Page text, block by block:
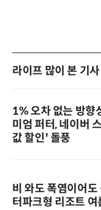
라이프 많이 본 기사
1% 오차 없는 방향
미엄 퍼터, 네이버
값 할인' 돌풍
비 와도 폭염이어
터파크형 리조트 여